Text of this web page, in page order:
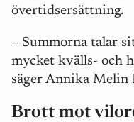
övertidsersättning.
– Summorna talar
mycket kvälls- och
säger Annika Melin
Brott mot